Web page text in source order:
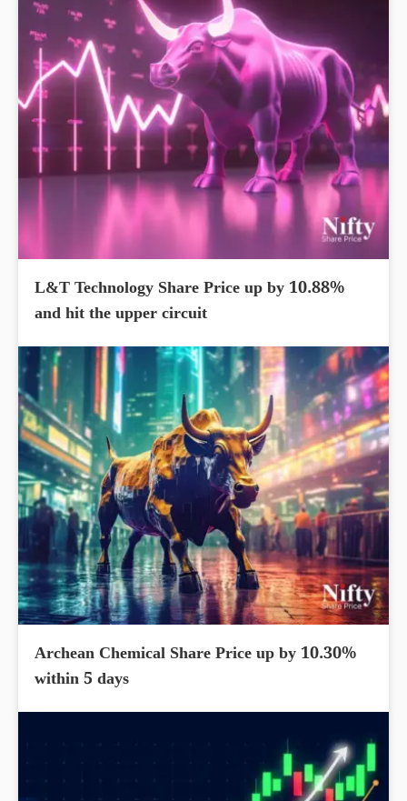
L&T Technology Share Price up by 10.88%
and hit the upper circuit
Archean Chemical Share Price up by 10.30%
within 5 days